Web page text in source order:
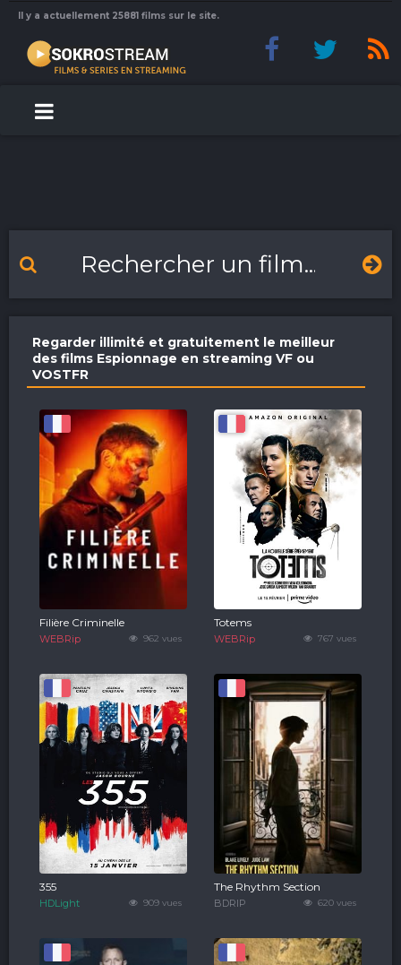
Il y a actuellement 25881 films sur le site.
Regarder illimité et gratuitement le meilleur
des films Espionnage en streaming VF ou
VOSTFR
962 vues
Filière Criminelle
WEBRip 767 vues
Totems
WEBRip
909 vues
355
HDLight 620 vues
The Rhythm Section
BDRIP